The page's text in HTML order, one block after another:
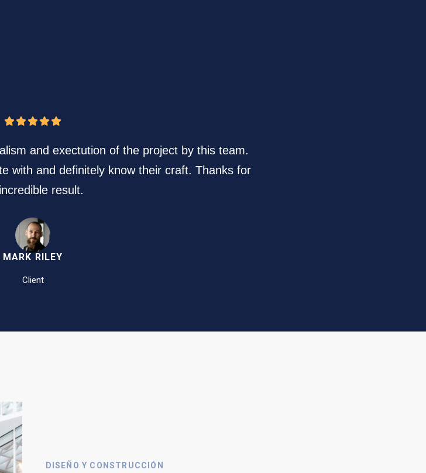
and exectution of the project by this team.
with and definitely know their craft. Thanks for
result.
MARK RILEY
Client
DISEÑO Y CONSTRUCCIÓN